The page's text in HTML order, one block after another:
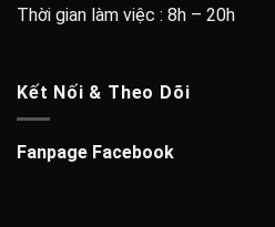
Thời gian làm việc : 8h – 20h
Kết Nối & Theo Dõi
Fanpage Facebook